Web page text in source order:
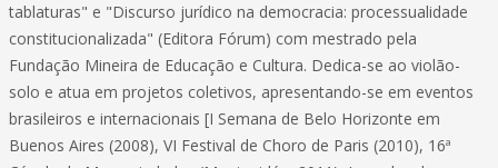
tablaturas" e "Discurso jurídico na democracia: processualidade
constitucionalizada" (Editora Fórum) com mestrado pela
Fundação Mineira de Educação e Cultura. Dedica-se ao violão-
solo e atua em projetos coletivos, apresentando-se em eventos
brasileiros e internacionais [I Semana de Belo Horizonte em
Buenos Aires (2008), VI Festival de Choro de Paris (2010), 16ª